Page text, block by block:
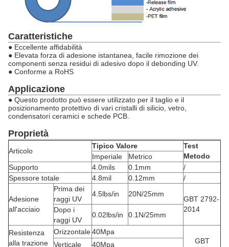
Caratteristiche
● Eccellente affidabilità
● Elevata forza di adesione istantanea, facile rimozione dei
componenti senza residui di adesivo dopo il debonding UV.
● Conforme a RoHS
Applicazione
● Questo prodotto può essere utilizzato per il taglio e il
posizionamento protettivo di vari cristalli di silicio, vetro,
condensatori ceramici e schede PCB.
Proprietà
Articolo
Tipico Valore
Test
Metodo
Imperiale
Metrico
Supporto
4.0mils 0.1mm
/
Spessore totale
4.8mil 0.12mm /
Adesione
all'acciaio
Prima dei
raggi UV
4.5lbs/in 20N/25mm
GBT 2792-
2014
Dopo i
raggi UV
0.02lbs/in 0.1N/25mm
Resistenza
alla trazione
Orizzontale40Mpa
GBT
Verticale 40Mpa